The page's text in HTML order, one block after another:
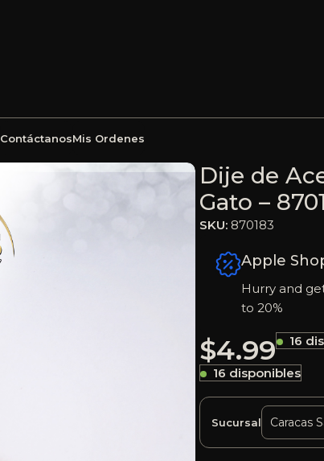
ContáctanosMis Ordenes
Dije de
Gato –
SKU: 870183
Apple
Hurry and
to 20%
$4.99 16
16 disponibles
Sucursal